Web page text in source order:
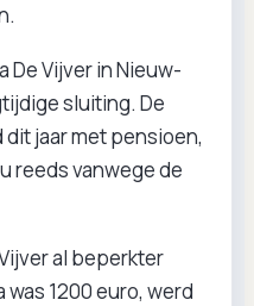
De Vijver in Nieuw-
sluiting. De
jaar met pensioen,
reeds vanwege de
al beperkter
1200 euro, werd